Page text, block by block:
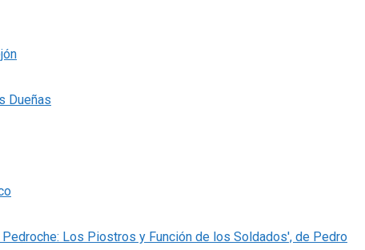
Dueñas
Los Piostros y Función de los Soldados', de Pedro